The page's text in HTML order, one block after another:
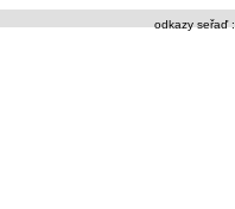
odkazy seřaď :